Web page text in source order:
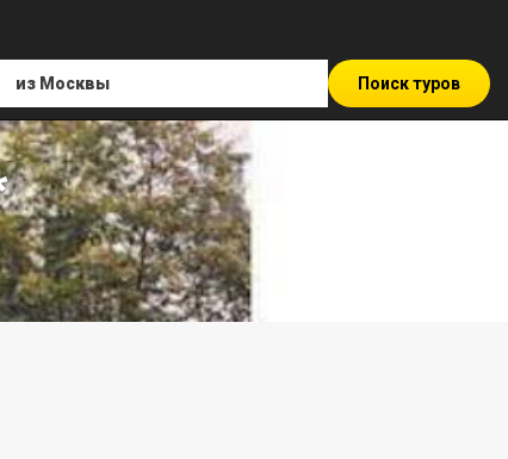
Поиск туров